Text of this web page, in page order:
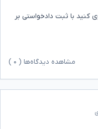
کنید با ثبت دادخواستی بر
مشاهده دیدگاه‌ها ( ۰